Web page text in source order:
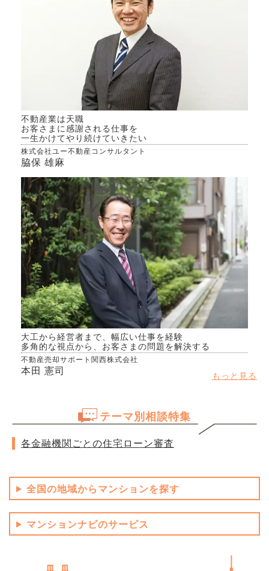
不動産業は天職
お客さまに感謝される仕事を
一生かけてやり続けていきたい
株式会社ユー不動産コンサルタント
脇保 雄麻
大工から経営者まで、幅広い仕事を経験
多角的な視点から、お客さまの問題を解決する
不動産売却サポート関西株式会社
本田 憲司 もっと見る
テーマ別相談特集
各金融機関ごとの住宅ローン審査
全国の地域からマンションを探す
マンションナビのサービス